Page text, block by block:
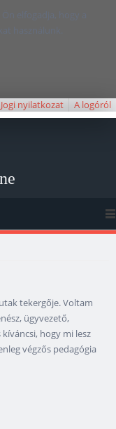
elfogadja, hogy a
használunk.
Jogi nyilatkozat A logóról
tekergője. Voltam
ügyvezető,
hogy mi lesz
végzős pedagógia